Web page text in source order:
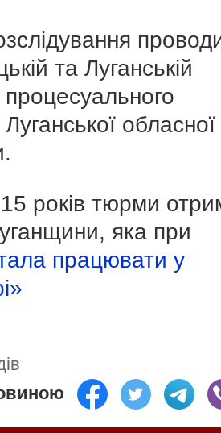
та Луганській
обласної
років тюрми
яка при
працювати у